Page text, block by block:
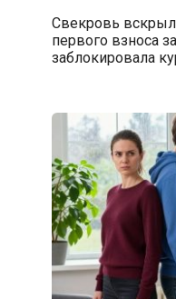
Свекровь
первого взноса
заблокировала